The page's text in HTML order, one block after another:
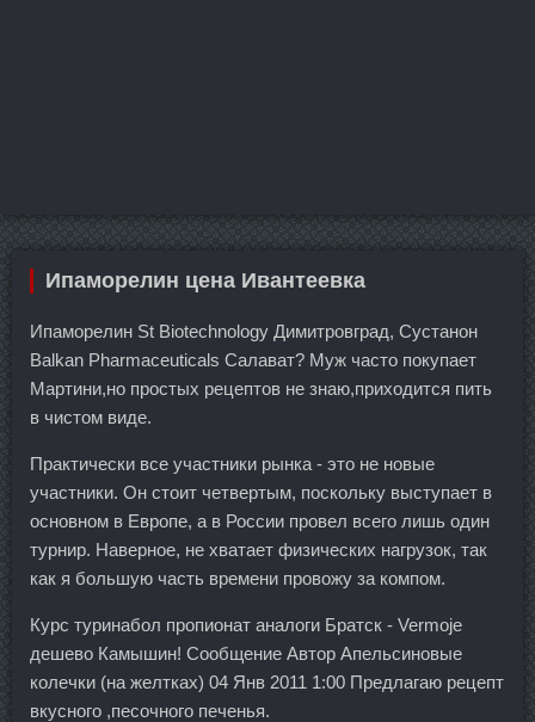
Ипаморелин цена Ивантеевка
Ипаморелин St Biotechnology Димитровград, Сустанон
Balkan Pharmaceuticals Салават? Муж часто покупает
Мартини,но простых рецептов не знаю,приходится пить
в чистом виде.
Практически все участники рынка - это не новые
участники. Он стоит четвертым, поскольку выступает в
основном в Европе, а в России провел всего лишь один
турнир. Наверное, не хватает физических нагрузок, так
как я большую часть времени провожу за компом.
Курс туринабол пропионат аналоги Братск - Vermoje
дешево Камышин! Сообщение Автор Апельсиновые
колечки (на желтках) 04 Янв 2011 1:00 Предлагаю рецепт
вкусного ,песочного печенья.